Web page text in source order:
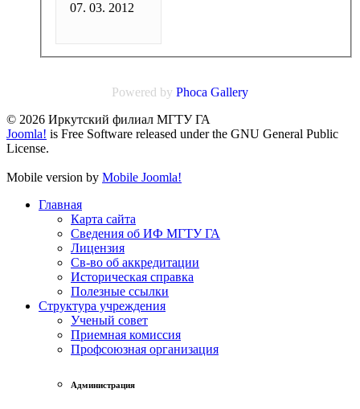
07. 03. 2012
Powered by Phoca Gallery
© 2026 Иркутский филиал МГТУ ГА
Joomla! is Free Software released under the GNU General Public
License.
Mobile version by Mobile Joomla!
Главная
Карта сайта
Сведения об ИФ МГТУ ГА
Лицензия
Св-во об аккредитации
Историческая справка
Полезные ссылки
Структура учреждения
Ученый совет
Приемная комиссия
Профсоюзная организация
Администрация